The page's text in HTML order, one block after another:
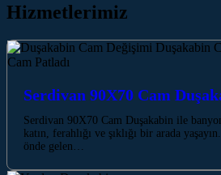
Hizmetlerimiz
Serdivan 90X70 Cam
Serdivan 90X70 Cam Duşakabin ile
katın, ferahlığı ve şıklığı bir arada
önde gelen…